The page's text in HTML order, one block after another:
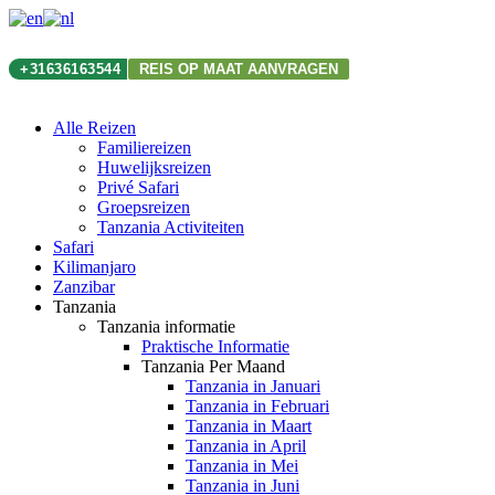
+31636163544 REIS OP MAAT AANVRAGEN
Alle Reizen
Familiereizen
Huwelijksreizen
Privé Safari
Groepsreizen
Tanzania Activiteiten
Safari
Kilimanjaro
Zanzibar
Tanzania
Tanzania informatie
Praktische Informatie
Tanzania Per Maand
Tanzania in Januari
Tanzania in Februari
Tanzania in Maart
Tanzania in April
Tanzania in Mei
Tanzania in Juni